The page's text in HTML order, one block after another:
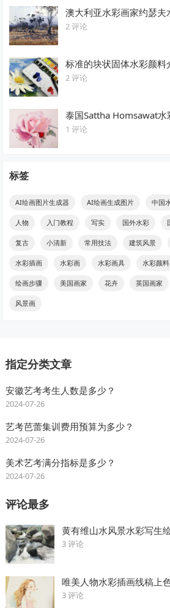
澳大利亚水彩画家约瑟夫
2 评论
标准的块状固体水彩颜料
2 评论
泰国Sattha Homsawat水
1 评论
标签
AI绘画图片生成器 AI绘画生成图片 中国
人物 入门教程 写实 国外水彩
复古 小清新 常用技法 建筑风景
水彩插画 水彩画 水彩画具 水彩颜料
绘画步骤 美国画家 花卉 英国画家
风景画
指定分类文章
安徽艺考考生人数是多少？
2024-07-26
艺考芭蕾集训费用预算为多少？
2024-07-26
美术艺考满分指标是多少？
2024-07-26
评论最多
黄有维山水风景水彩写生
3 评论
唯美人物水彩插画线稿上
3 评论